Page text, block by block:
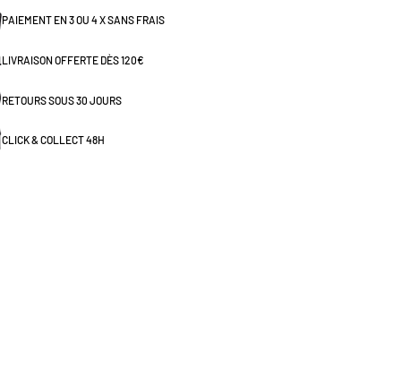
PAIEMENT EN 3 OU 4 X SANS FRAIS
LIVRAISON OFFERTE DÈS 120€
RETOURS SOUS 30 JOURS
CLICK & COLLECT 48H